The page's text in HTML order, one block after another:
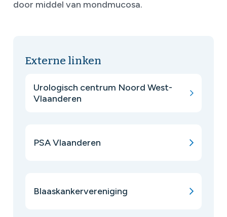
door middel van mondmucosa.
Externe linken
Urologisch centrum Noord West-
Vlaanderen
PSA Vlaanderen
Blaaskankervereniging